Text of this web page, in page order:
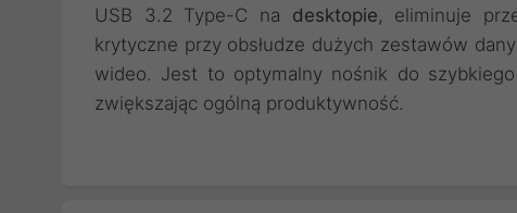
USB 3.2 Type-C na desktopie, eliminuje
krytyczne przy obsłudze dużych zestawów
wideo. Jest to optymalny nośnik do
zwiększając ogólną produktywność.